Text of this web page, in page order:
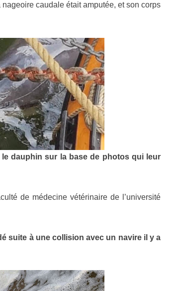
caudale était amputée, et son corps
dauphin sur la base de photos qui leur
de médecine vétérinaire de l’université
suite à une collision avec un navire il y a